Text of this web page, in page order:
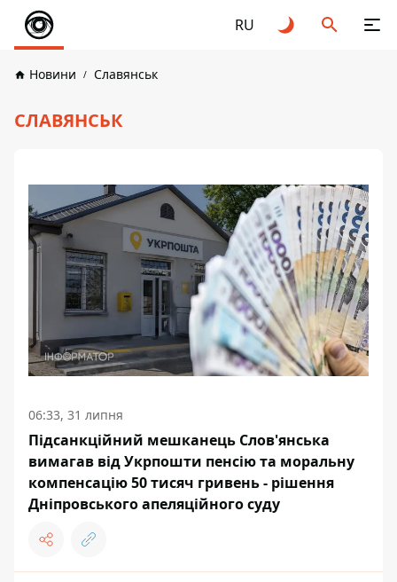
RU
Новини Славянськ
СЛАВЯНСЬК
06:33, 31 липня
Підсанкційний мешканець Слов'янська
вимагав від Укрпошти пенсію та моральну
компенсацію 50 тисяч гривень - рішення
Дніпровського апеляційного суду